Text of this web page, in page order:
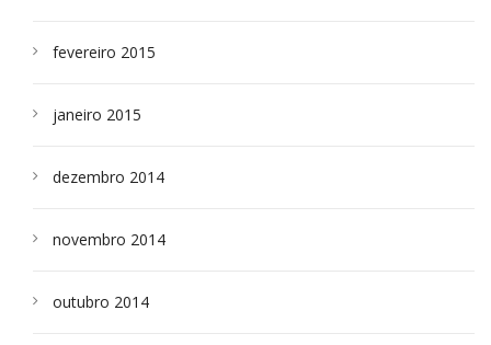
fevereiro 2015
janeiro 2015
dezembro 2014
novembro 2014
outubro 2014